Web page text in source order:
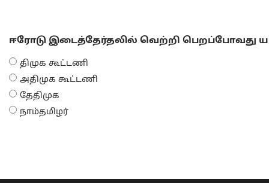
ஈரோடு இடைத்தேர்தலில் வெற்றி பெறப்போவது
திமுக கூட்டணி
அதிமுக கூட்டணி
தேதிமுக
நாம்தமிழர்